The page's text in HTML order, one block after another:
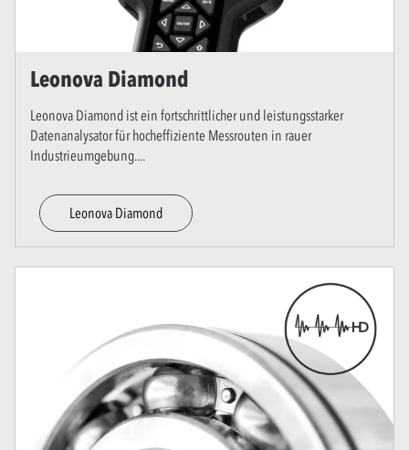
Leonova Diamond
Leonova Diamond ist ein fortschrittlicher und leistungsstarker
Datenanalysator für hocheffiziente Messrouten in rauer
Industrieumgebung....
Leonova Diamond